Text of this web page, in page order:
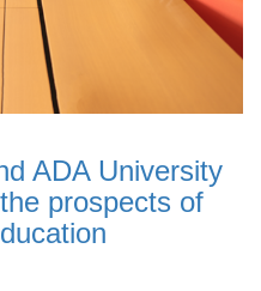
ADA University
prospects of